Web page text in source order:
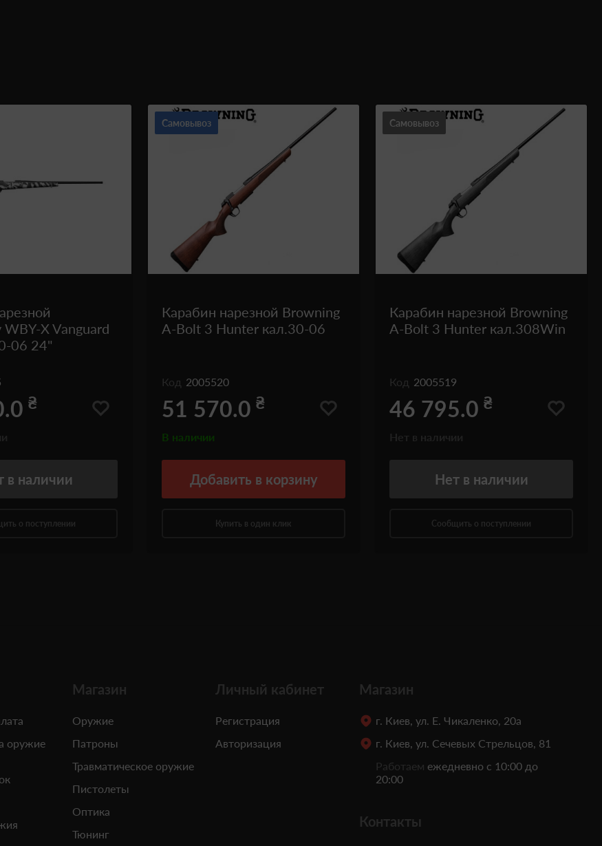
X Vanguard
06 24"
₴
в наличии
о поступлении
Самовывоз
Карабин нарезной Browning
A-Bolt 3 Hunter кал.30-06
Код 2005520
51 570.0 ₴
В наличии
Добавить в корзину
Купить в один клик
Самовывоз
Карабин нарезной Browning
A-Bolt 3 Hunter кал.308Win
Код 2005519
46 795.0 ₴
Нет в наличии
Сообщить о поступлении
оружие
Магазин
Оружие
Патроны
Травматическое оружие
Пистолеты
Оптика
Тюнинг
Личный кабинет
Регистрация
Авторизация
Магазин
г. Киев, ул. Е. Чикаленко, 20а
г. Киев, ул. Сечевых Стрельцов, 81
Работаем ежедневно с 10:00 до
20:00
Контакты